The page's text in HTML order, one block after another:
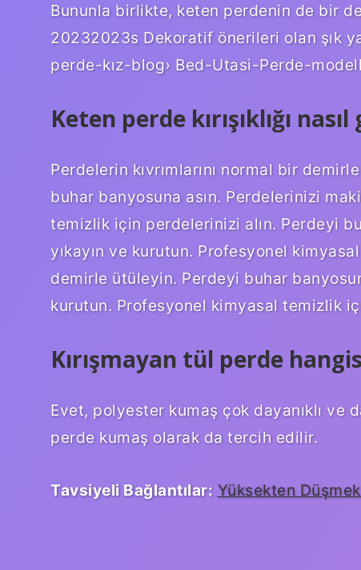
Bununla birlikte, keten perdenin de bir
20232023s Dekoratif önerileri olan şık
perde-kız-blog› Bed-Utasi-Perde-
Keten perde kırışıklığı
Perdelerin kıvrımlarını normal bir
buhar banyosuna asın. Perdelerinizi
temizlik için perdelerinizi alın. Perdeyi
yıkayın ve kurutun. Profesyonel
demirle ütüleyin. Perdeyi buhar
kurutun. Profesyonel kimyasal temizlik
Kırışmayan tül perde
Evet, polyester kumaş çok dayanıklı ve
perde kumaş olarak da tercih edilir.
Tavsiyeli Bağlantılar: Yüksekten